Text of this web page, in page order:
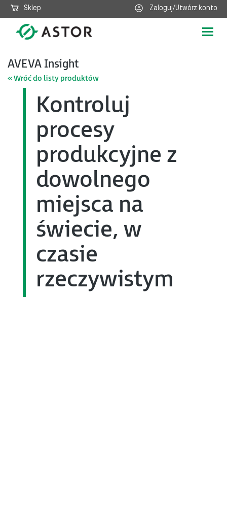
Sklep Zaloguj/Utwórz konto
AVEVA Insight
« Wróć do listy produktów
Kontroluj
procesy
produkcyjne z
dowolnego
miejsca na
świecie, w
czasie
rzeczywistym